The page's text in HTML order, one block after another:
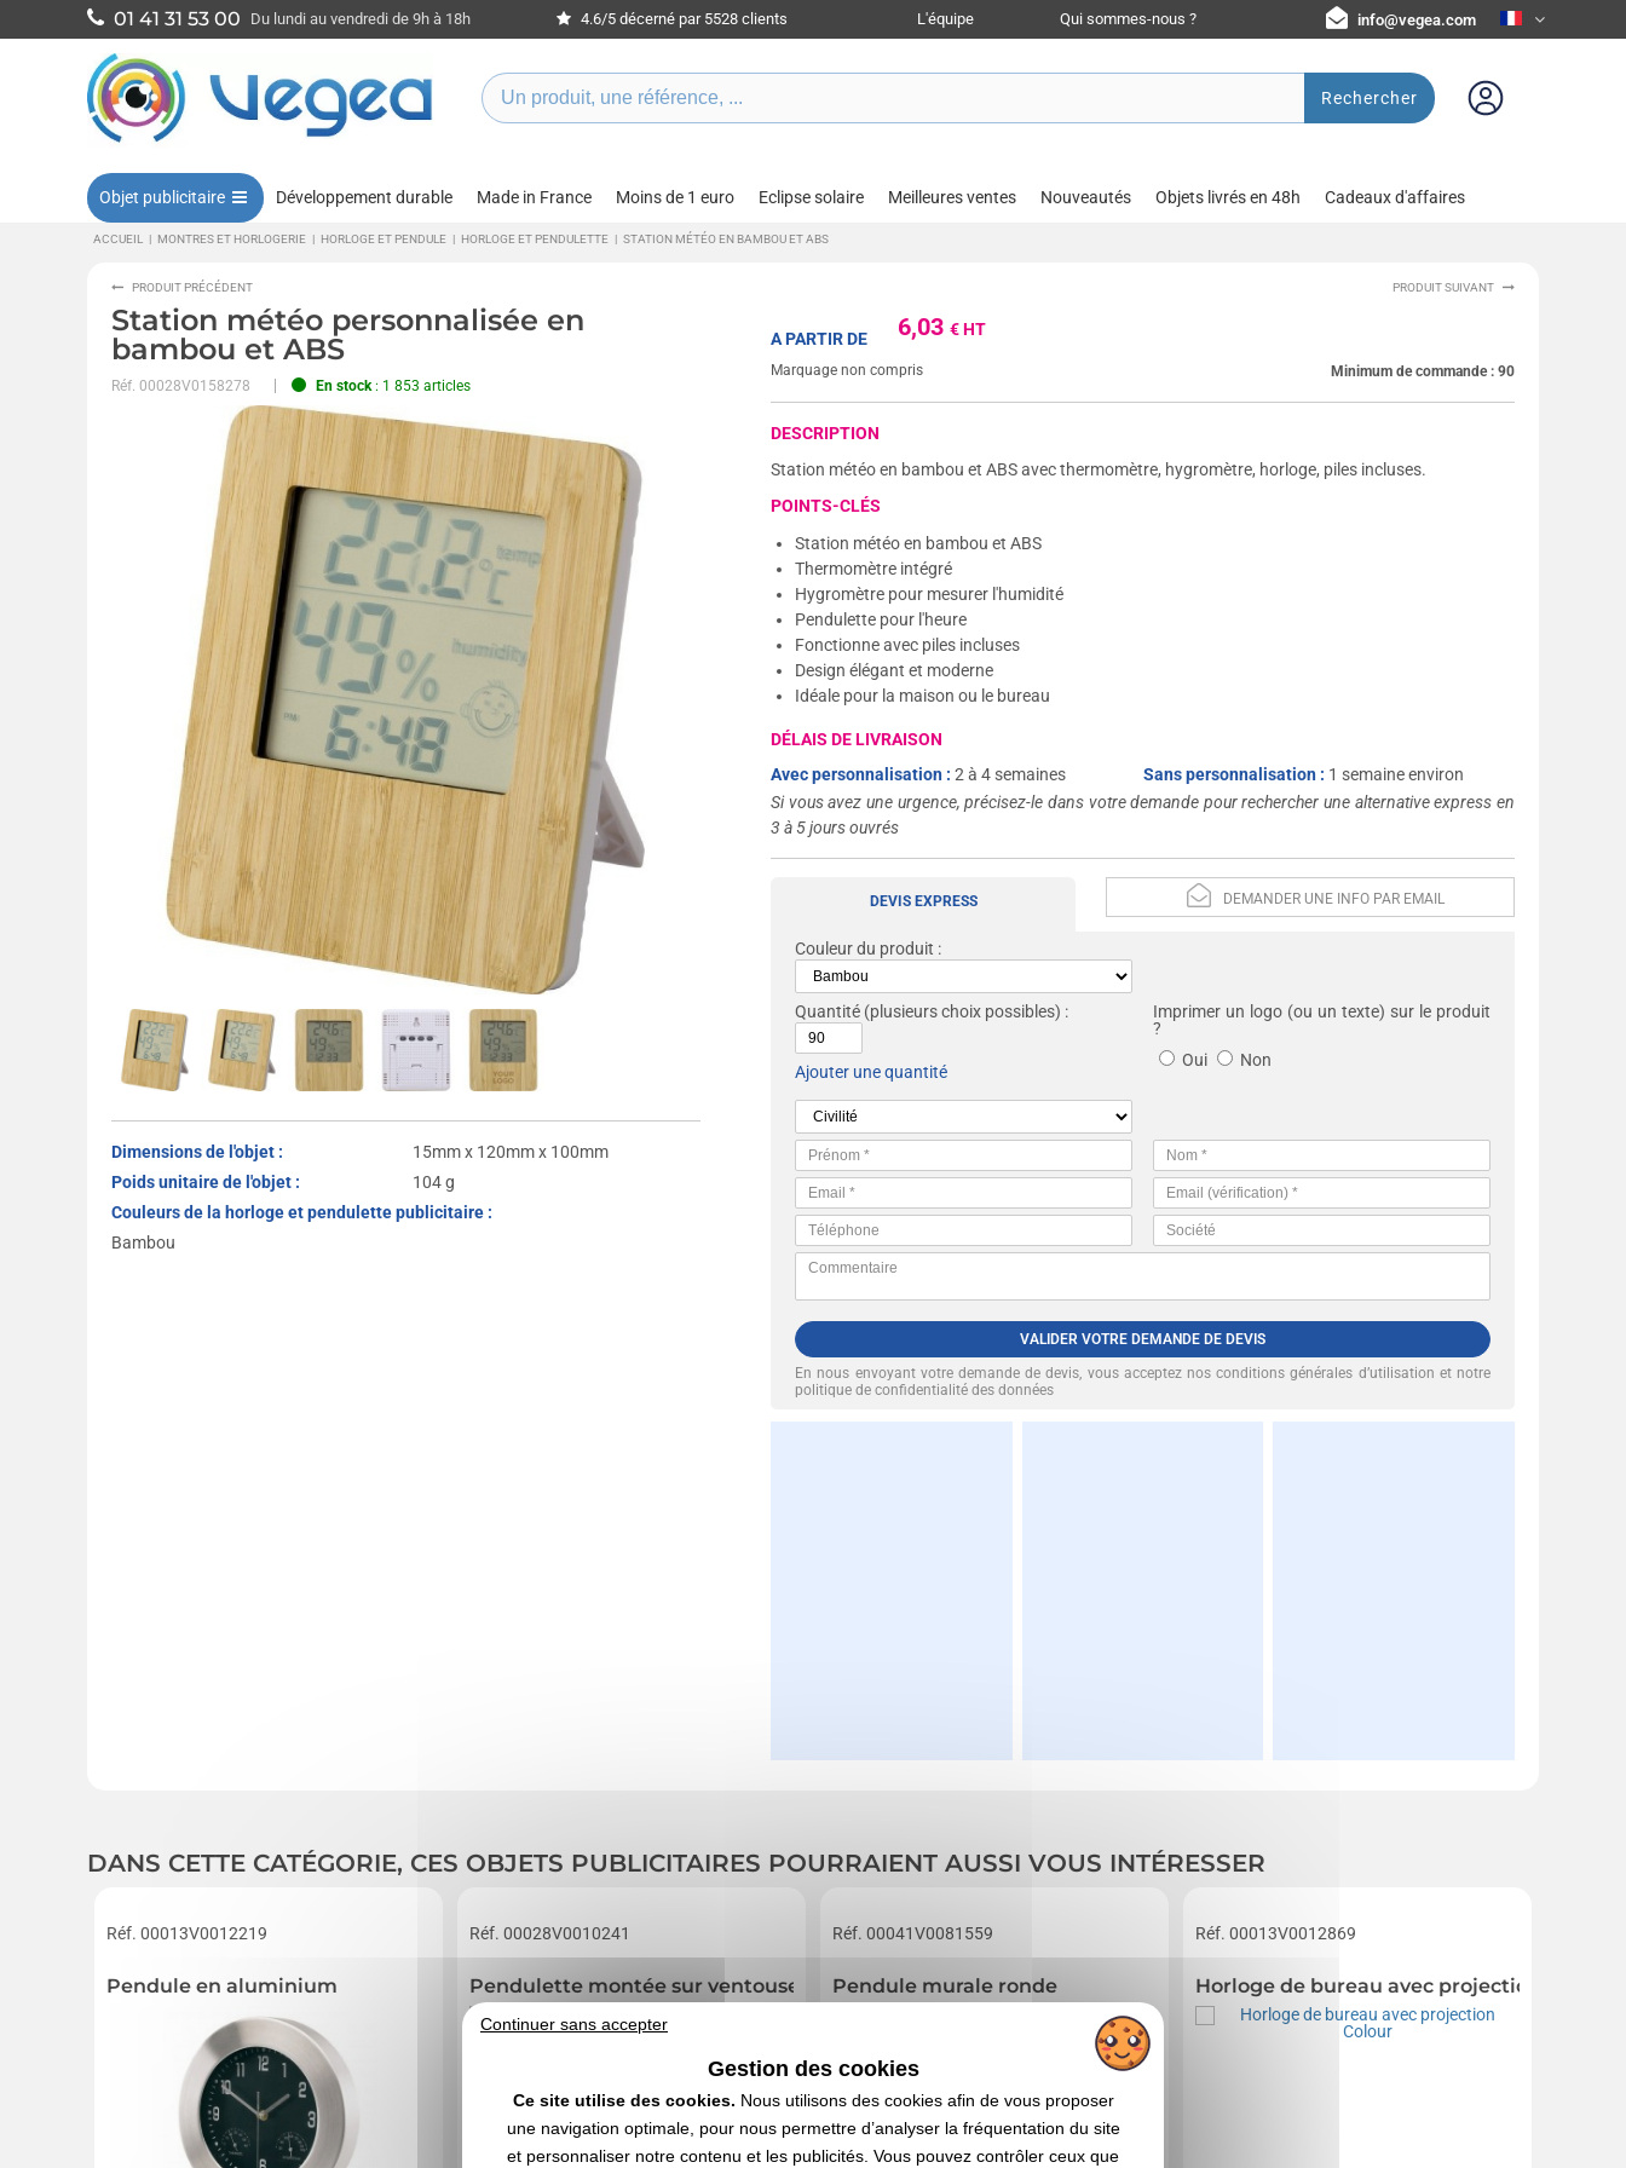
01 41 31 53 00 Du lundi au vendredi de 9h à 18h 4.6/5 décerné par 5528 clients L'équipe Qui sommes-nous ? info@vegea.com
Rechercher
Objet publicitaire Développement durable Made in France Moins de 1 euro Eclipse solaire Meilleures ventes Nouveautés Objets livrés en 48h Cadeaux d'affaires
ACCUEIL | MONTRES ET HORLOGERIE | HORLOGE ET PENDULE | HORLOGE ET PENDULETTE | STATION MÉTÉO EN BAMBOU ET ABS
PRODUIT PRÉCÉDENT PRODUIT SUIVANT
Station météo personnalisée en
bambou et ABS
Réf. 00028V0158278 En stock: 1 853 articles
Dimensions de l'objet :
15mm x 120mm x 100mm
Poids unitaire de l'objet :
104 g
Couleurs de la horloge et pendulette publicitaire :
Bambou
6,03€ HT
A PARTIR DE
Marquage non compris Minimum de commande : 90
DESCRIPTION
Station météo en bambou et ABS avec thermomètre, hygromètre, horloge, piles incluses.
POINTS-CLÉS
Station météo en bambou et ABS
Thermomètre intégré
Hygromètre pour mesurer l'humidité
Pendulette pour l'heure
Fonctionne avec piles incluses
Design élégant et moderne
Idéale pour la maison ou le bureau
DÉLAIS DE LIVRAISON
Avec personnalisation :2 à 4 semaines Sans personnalisation : 1 semaine environ
Si vous avez une urgence, précisez-le dans votre demande pour rechercher une alternative express en
3 à 5 jours ouvrés
DEMANDER UNE INFO PAR EMAIL
DEVIS EXPRESS
Couleur du produit :
Quantité (plusieurs choix possibles) :
Ajouter une quantité
Imprimer un logo (ou un texte) sur le produit
?
Oui
Non
VALIDER VOTRE DEMANDE DE DEVIS
En nous envoyant votre demande de devis, vous acceptez nosconditions générales d’utilisation et notre
politique de confidentialité des données
DANS CETTE CATÉGORIE, CES OBJETS PUBLICITAIRES POURRAIENT AUSSI VOUS INTÉRESSER
Réf. 00013V0012219
Pendule en aluminium
Réf. 00028V0010241
Pendulette montée sur ventouse
Réf. 00041V0081559
Pendule murale ronde
Réf. 00013V0012869
Horloge de bureau avec projection Colour
Continuer sans accepter
Gestion des cookies
Ce site utilise des cookies. Nous utilisons des cookies afin de vous proposer
une navigation optimale, pour nous permettre d’analyser la fréquentation du site
et personnaliser notre contenu et les publicités. Vous pouvez contrôler ceux que